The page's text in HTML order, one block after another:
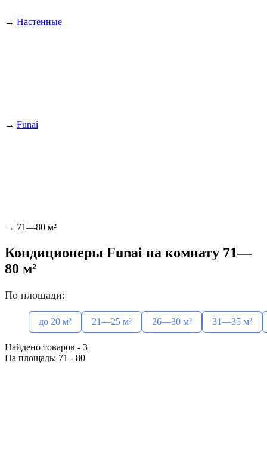
→ Настенные
→ Funai
→ 71—80 м²
Кондиционеры Funai на комнату 71—
80 м²
По площади:
до 20 м² 21—25 м² 26—30 м² 31—35 м²
Найдено товаров - 3
На площадь: 71 - 80